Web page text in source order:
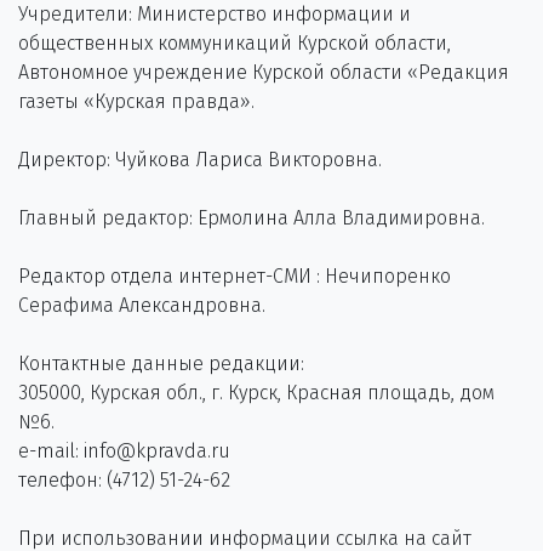
Учредители: Министерство информации и
общественных коммуникаций Курской области,
Автономное учреждение Курской области «Редакция
газеты «Курская правда».
Директор: Чуйкова Лариса Викторовна.
Главный редактор: Ермолина Алла Владимировна.
Редактор отдела интернет-СМИ : Нечипоренко
Серафима Александровна.
Контактные данные редакции:
305000, Курская обл., г. Курск, Красная площадь, дом
№6.
e-mail: info@kpravda.ru
телефон: (4712) 51-24-62
При использовании информации ссылка на сайт